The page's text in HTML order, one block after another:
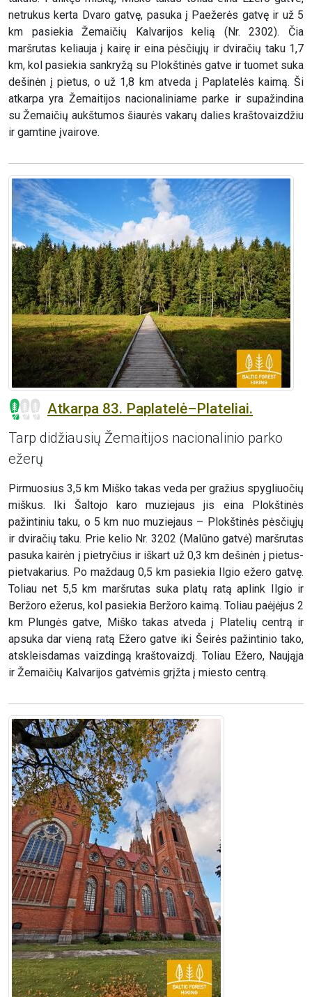
netrukus kerta Dvaro gatvę, pasuka į Paežerės gatvę ir už 5
km pasiekia Žemaičių Kalvarijos kelią (Nr. 2302). Čia
maršrutas keliauja į kairę ir eina pėsčiųjų ir dviračių taku 1,7
km, kol pasiekia sankryžą su Plokštinės gatve ir tuomet suka
dešinėn į pietus, o už 1,8 km atveda į Paplatelės kaimą. Ši
atkarpa yra Žemaitijos nacionaliniame parke ir supažindina
su Žemaičių aukštumos šiaurės vakarų dalies kraštovaizdžiu
ir gamtine įvairove.
Atkarpa 83. Paplatelė–Plateliai.
Tarp didžiausių Žemaitijos nacionalinio parko
ežerų
Pirmuosius 3,5 km Miško takas veda per gražius spygliuočių
miškus. Iki Šaltojo karo muziejaus jis eina Plokštinės
pažintiniu taku, o 5 km nuo muziejaus – Plokštinės pėsčiųjų
ir dviračių taku. Prie kelio Nr. 3202 (Malūno gatvė) maršrutas
pasuka kairėn į pietryčius ir iškart už 0,3 km dešinėn į pietus-
pietvakarius. Po maždaug 0,5 km pasiekia Ilgio ežero gatvę.
Toliau net 5,5 km maršrutas suka platų ratą aplink Ilgio ir
Beržoro ežerus, kol pasiekia Beržoro kaimą. Toliau paėjėjus 2
km Plungės gatve, Miško takas atveda į Platelių centrą ir
apsuka dar vieną ratą Ežero gatve iki Šeirės pažintinio tako,
atskleisdamas vaizdingą kraštovaizdį. Toliau Ežero, Naująja
ir Žemaičių Kalvarijos gatvėmis grįžta į miesto centrą.